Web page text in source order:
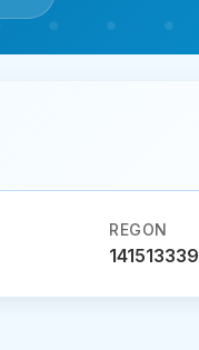
REGON
141513339